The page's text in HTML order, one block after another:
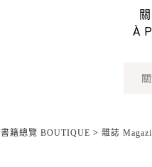
À
書籍總覽 BOUTIQUE > 雜誌